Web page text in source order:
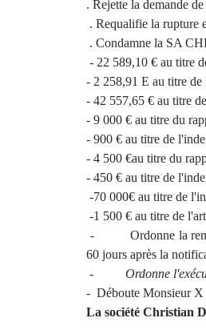
. Rejette la demande
. Requalifie la rupture
. Condamne la SA
- 22 589,10 € au titre
- 2 258,91 E au titre de
- 42 557,65 € au titre
- 9 000 € au titre du
- 900 € au titre de
- 4 500 €au titre du
- 450 € au titre de
-70 000€ au titre de
-1 500 € au titre de
- Ordonne la remise
60 jours après la
- Ordonne
- Déboute Monsieur X
La société Christian